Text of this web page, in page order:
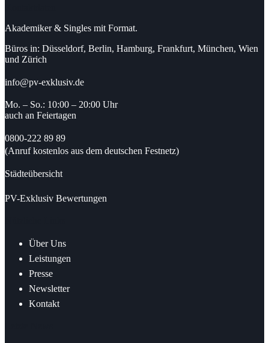
Akademiker & Singles mit Format.
Büros in: Düsseldorf, Berlin, Hamburg, Frankfurt, München, Wien
und Zürich
info@pv-exklusiv.de
Mo. – So.: 10:00 – 20:00 Uhr
auch an Feiertagen
0800-222 89 89
(Anruf kostenlos aus dem deutschen Festnetz)
Städteübersicht
PV-Exklusiv Bewertungen
Über Uns
Leistungen
Presse
Newsletter
Kontakt